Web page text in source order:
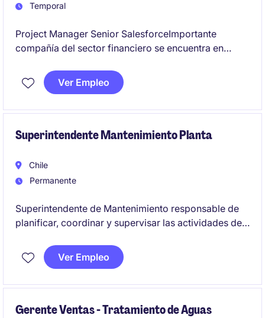
Temporal
Project Manager Senior SalesforceImportante
compañía del sector financiero se encuentra en
liderar un proyecto estratégico de implementación
de Salesforce CRM.
implementación de Salesforce, asegurando el
coordinando equipos internos, áreas de negocio y
proveedores tecnológicos.
Ver Empleo
Superintendente Mantenimiento Planta
Chile
Permanente
Superintendente de Mantenimiento responsable de
planificar, coordinar y supervisar las actividades de
la operatividad de los equipos y la continuidad de las
operaciones. Se busca un perfil con experiencia en el
Ver Empleo
Gerente Ventas - Tratamiento de Aguas